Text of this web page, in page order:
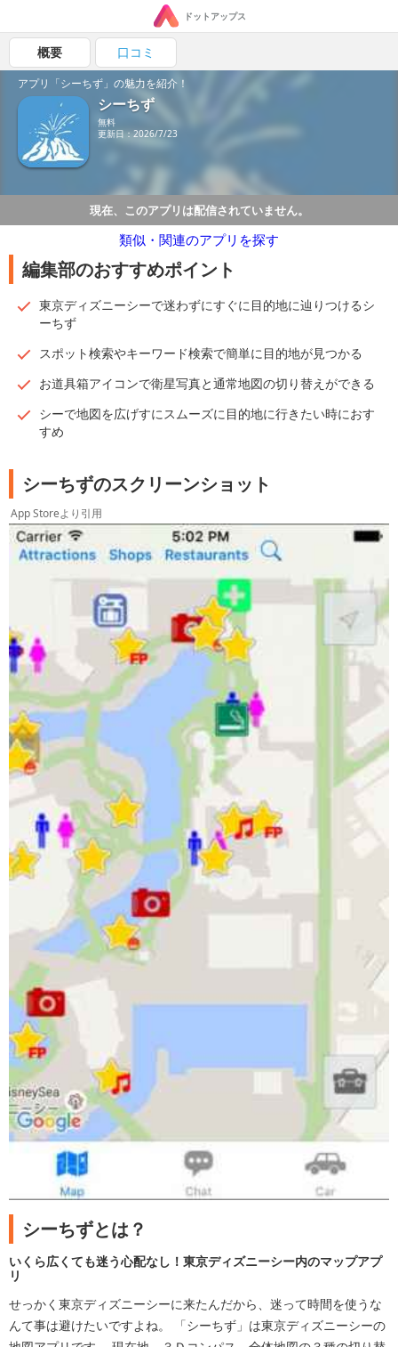
ドットアップス
概要 口コミ
アプリ「シーちず」の魅力を紹介！
シーちず
無料
更新日：2026/7/23
現在、このアプリは配信されていません。
類似・関連のアプリを探す
編集部のおすすめポイント
東京ディズニーシーで迷わずにすぐに目的地に辿りつけるシ
ーちず
スポット検索やキーワード検索で簡単に目的地が見つかる
お道具箱アイコンで衛星写真と通常地図の切り替えができる
シーで地図を広げすにスムーズに目的地に行きたい時におす
すめ
シーちずのスクリーンショット
App Storeより引用
シーちずとは？
いくら広くても迷う心配なし！東京ディズニーシー内のマップアプ
リ
せっかく東京ディズニーシーに来たんだから、迷って時間を使うな
んて事は避けたいですよね。 「シーちず」は東京ディズニーシーの